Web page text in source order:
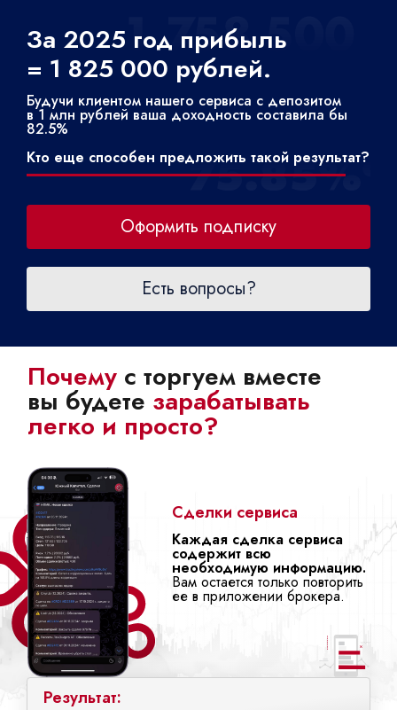
За 2025 год прибыль
= 1 825 000 рублей.
Будучи клиентом нашего сервиса с депозитом
в 1 млн рублей ваша доходность составила бы
82.5%
Кто еще способен предложить такой результат?
Оформить подписку
Есть вопросы?
Почему с торгуем вместе
вы будете зарабатывать
легко и просто?
Результат:
Сделки сервиса
Каждая сделка сервиса
содержит всю
необходимую информацию.
Вам остается только повторить
ее в приложении брокера.